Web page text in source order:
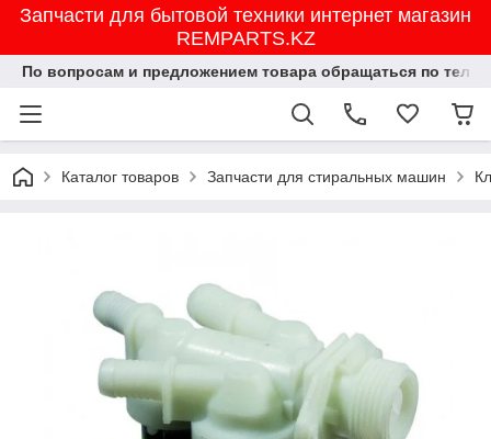
Запчасти для бытовой техники интернет магазин
REMPARTS.KZ
По вопросам и предложением товара обращаться по
Каталог товаров Запчасти для стиральных машин